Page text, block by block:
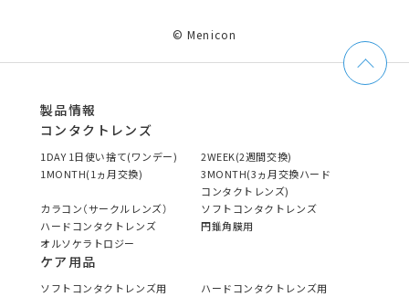
© Menicon
製品情報
コンタクトレンズ
1DAY 1日使い捨て(ワンデー)
2WEEK(2週間交換)
1MONTH(1ヵ月交換)
3MONTH(3ヵ月交換ハード
コンタクトレンズ)
カラコン（サークルレンズ）
ソフトコンタクトレンズ
ハードコンタクトレンズ
円錐角膜用
オルソケラトロジー
ケア用品
ソフトコンタクトレンズ用
ハードコンタクトレンズ用